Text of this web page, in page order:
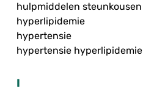
hulpmiddelen steunkousen
hyperlipidemie
hypertensie
hypertensie hyperlipidemie
I